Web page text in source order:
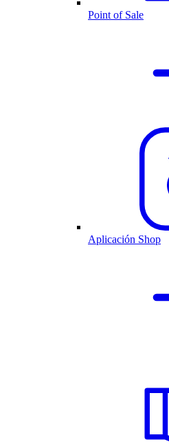
Point of Sale
Aplicación Shop